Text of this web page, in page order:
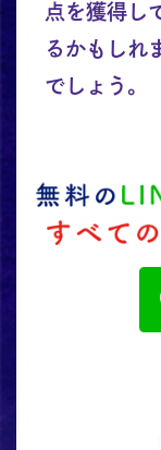
点を獲得し
るかもしれ
でしょう。